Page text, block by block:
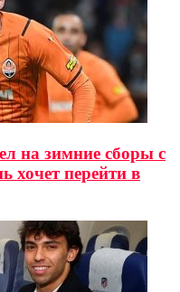
на зимние сборы с
хочет перейти в